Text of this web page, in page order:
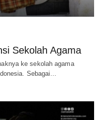
Sekolah Agama
ke sekolah agama
Sebagai…